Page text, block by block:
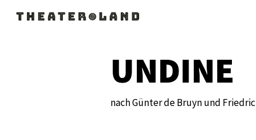
UNDINE
nach Günter de Bruyn und